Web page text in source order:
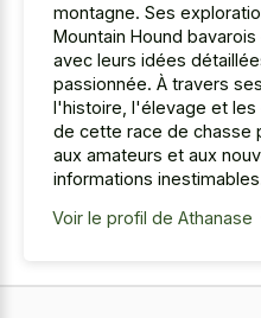
montagne. Ses
Mountain Hound
avec leurs idées
passionnée. À travers
l'histoire, l'élevage et les
de cette race de chasse
aux amateurs et aux
informations
Voir le profil de Athanase